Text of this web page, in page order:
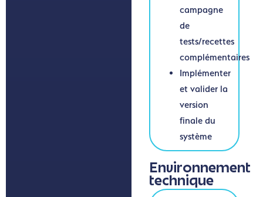
campagne
de
tests/recettes
complémentaires
Implémenter
et valider la
version
finale du
système
Environnement
technique